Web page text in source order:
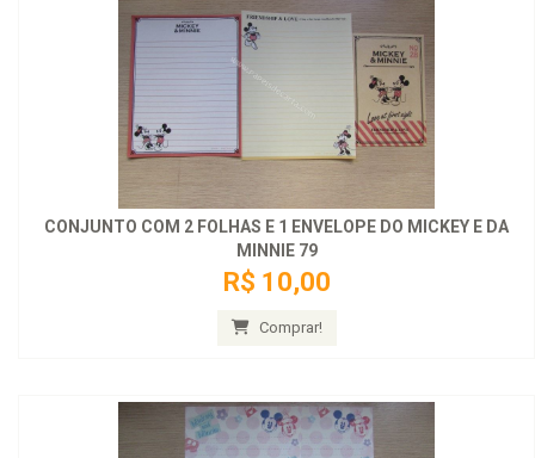
CONJUNTO COM 2 FOLHAS E 1 ENVELOPE DO MICKEY E DA
MINNIE 79
R$ 10,00
Comprar!